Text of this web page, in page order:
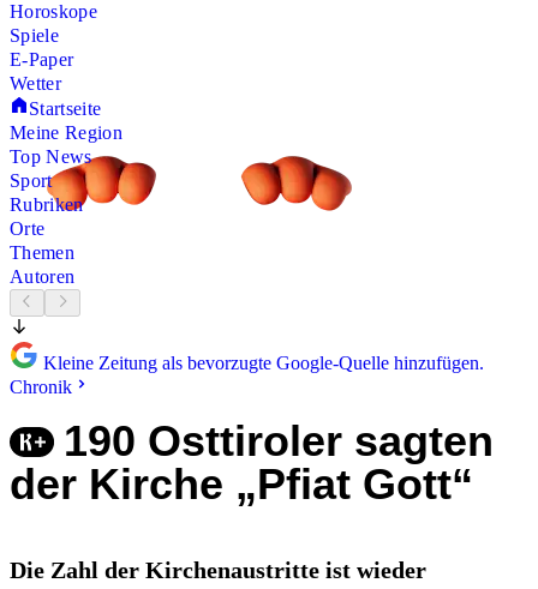
Horoskope
Spiele
E-Paper
Wetter
Startseite
Meine Region
Top News
Sport
Rubriken
Orte
Themen
Autoren
Kleine Zeitung als bevorzugte Google-Quelle hinzufügen.
Chronik
190 Osttiroler sagten
der Kirche „Pfiat Gott“
Die Zahl der Kirchenaustritte ist wieder